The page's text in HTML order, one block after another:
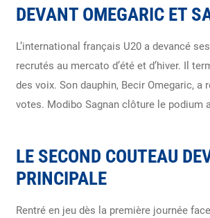
DEVANT OMEGARIC ET
L’international français U20 a devancé
recrutés au mercato d’été et d’hiver. Il
des voix. Son dauphin, Becir Omegaric, a
votes. Modibo Sagnan clôture le podium
LE SECOND COUTEAU
PRINCIPALE
Rentré en jeu dès la première journée